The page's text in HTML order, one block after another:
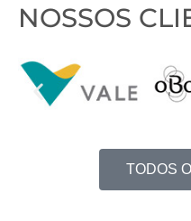
NOSSOS
TODOS